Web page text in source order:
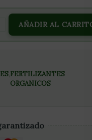
AÑADIR AL
,FERTILIZANTES
ORGANICOS